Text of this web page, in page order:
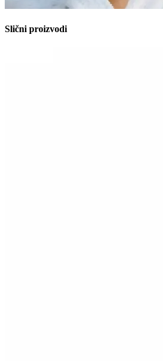
Slični proizvodi